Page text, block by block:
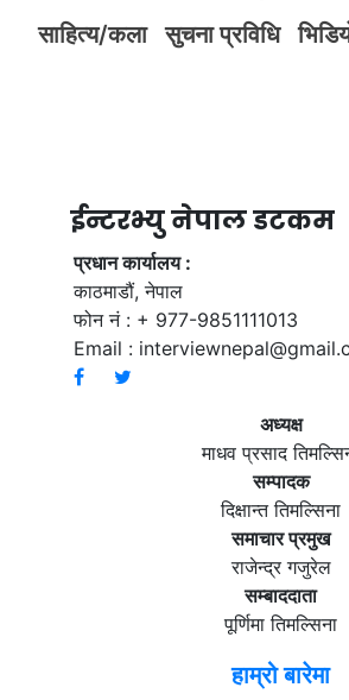
साहित्य/कला
सुचना प्रविधि
ईन्टरभ्यु नेपाल डटकम
प्रधान कार्यालय :
काठमाडौं, नेपाल
फोन नं : + 977-9851111013
Email :
अध्यक्ष
माधव प्रसाद
सम्पादक
दिक्षान्त तिमल्सिना
समाचार प्रमुख
राजेन्द्र गजुरेल
सम्बाददाता
पूर्णिमा तिमल्सिना
हाम्रो बारेमा